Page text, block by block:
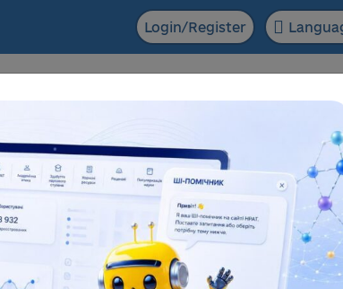
Login/Register
The NRAT database:
Dissertations for obtaining scientific
degrees and abstracts
181 945
Total number
173 174
Full text